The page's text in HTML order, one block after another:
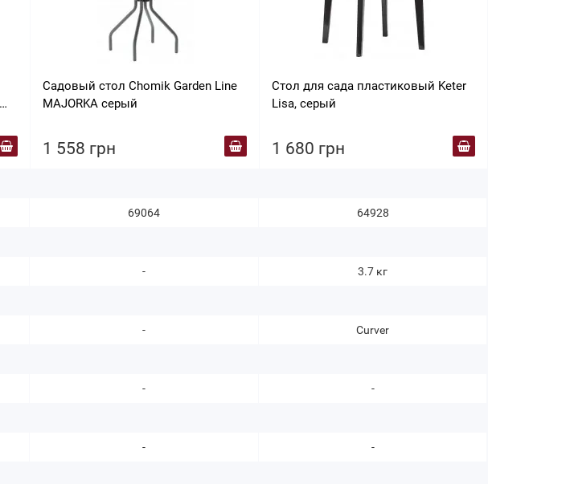
Садовый стол Chomik Garden Line
MAJORKA серый
1 558 грн
69064
-
-
-
-
Стол для сада пластиковый Keter
Lisa, серый
1 680 грн
64928
3.7 кг
Curver
-
-